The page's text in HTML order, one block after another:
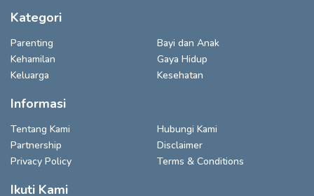
Kategori
Parenting
Bayi dan Anak
Kehamilan
Gaya Hidup
Keluarga
Kesehatan
Informasi
Tentang Kami
Hubungi Kami
Partnership
Disclaimer
Privacy Policy
Terms & Conditions
Ikuti Kami